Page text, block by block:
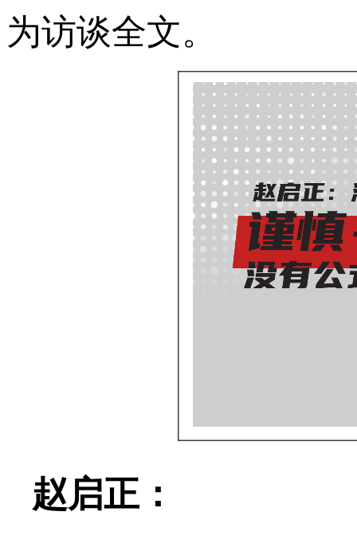
为访谈全文。
赵启正：